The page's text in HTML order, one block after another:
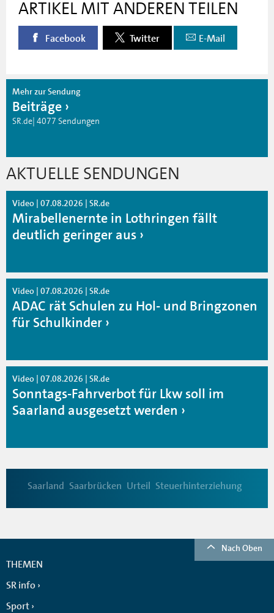
ARTIKEL MIT ANDEREN TEILEN
Facebook Twitter E-Mail
Mehr zur Sendung
Beiträge
SR.de| 4077 Sendungen
AKTUELLE SENDUNGEN
Video | 07.08.2026 | SR.de
Mirabellenernte in Lothringen fällt
deutlich geringer aus
Video | 07.08.2026 | SR.de
ADAC rät Schulen zu Hol- und Bringzonen
für Schulkinder
Video | 07.08.2026 | SR.de
Sonntags-Fahrverbot für Lkw soll im
Saarland ausgesetzt werden
Saarland Saarbrücken Urteil Steuerhinterziehung
Nach Oben
THEMEN
SR info
Sport